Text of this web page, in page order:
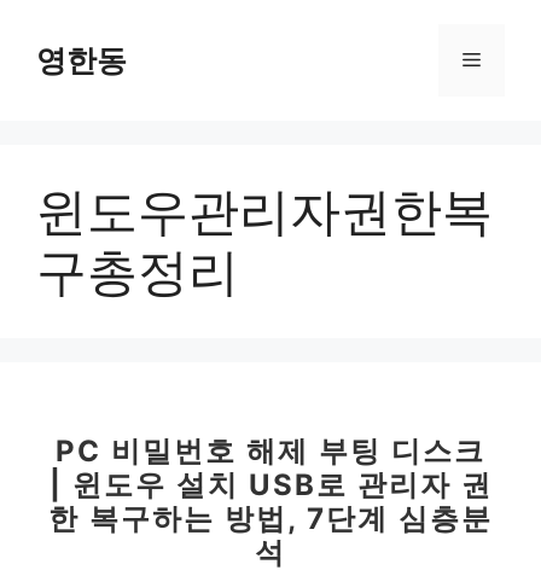
영한동 메
윈도우관리자권한복
구총정리
PC 비밀번호 해제 부팅 디스크
| 윈도우 설치 USB로 관리자 권
한 복구하는 방법, 7단계 심층분
석